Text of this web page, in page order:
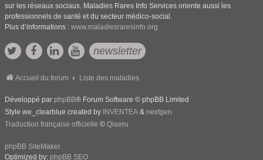
sur les réseaux sociaux. Maladies Rares Info Services oriente aussi les
professionnels de santé et du secteur médico-social.
Plus d’informations : www.maladiesraresinfo.org
newsletter
Accueil du forum Liste des maladies
Développé par phpBB® Forum Software © phpBB Limited
Style we_clearblue created by INVENTEA & nextgen
Traduction française officielle © Qiaeru
phpBB SiteMaker
Optimized by: phpBB SEO